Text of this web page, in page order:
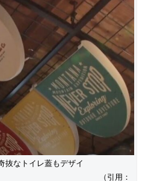
抜なトイレ蓋もデザイ
引用：